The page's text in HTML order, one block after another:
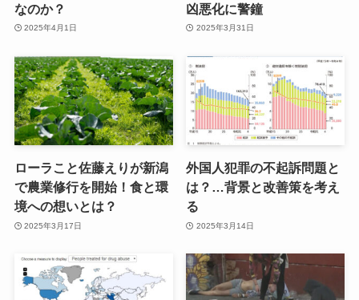
なのか？
2025年4月1日
凶悪化に警鐘
2025年3月31日
ローラこと佐藤えりが新潟
で農業修行を開始！食と環
境への想いとは？
2025年3月17日
外国人犯罪の不起訴問題と
は？…背景と改善策を考え
る
2025年3月14日